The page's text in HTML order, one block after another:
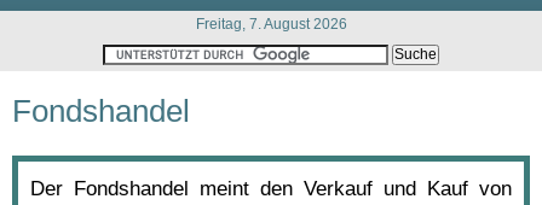
Freitag, 7. August 2026
Fondshandel
Der Fondshandel meint den Verkauf und Kauf von